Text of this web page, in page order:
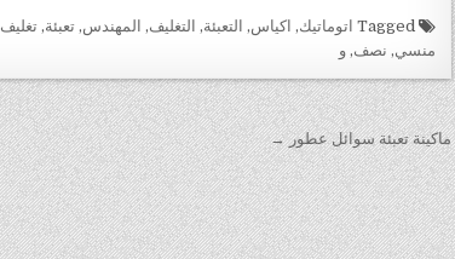
Tagged اتوماتيك, اكياس, التعبئة, التغليف, المهندس, تعبئة, تغليف
منسي, نصف, و
تصفّح
المقالات
ماكينة تعبئة سوائل عطور →